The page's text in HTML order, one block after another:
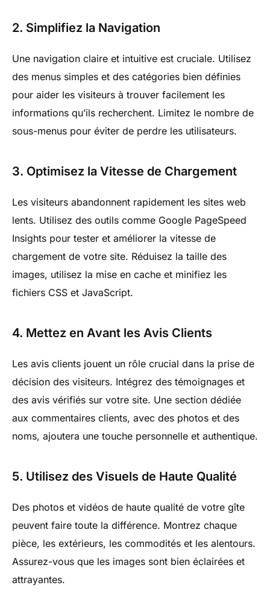
2. Simplifiez la Navigation
Une navigation claire et intuitive est cruciale. Utilisez
des menus simples et des catégories bien définies
pour aider les visiteurs à trouver facilement les
informations qu’ils recherchent. Limitez le nombre de
sous-menus pour éviter de perdre les utilisateurs.
3. Optimisez la Vitesse de Chargement
Les visiteurs abandonnent rapidement les sites web
lents. Utilisez des outils comme Google PageSpeed
Insights pour tester et améliorer la vitesse de
chargement de votre site. Réduisez la taille des
images, utilisez la mise en cache et minifiez les
fichiers CSS et JavaScript.
4. Mettez en Avant les Avis Clients
Les avis clients jouent un rôle crucial dans la prise de
décision des visiteurs. Intégrez des témoignages et
des avis vérifiés sur votre site. Une section dédiée
aux commentaires clients, avec des photos et des
noms, ajoutera une touche personnelle et authentique.
5. Utilisez des Visuels de Haute Qualité
Des photos et vidéos de haute qualité de votre gîte
peuvent faire toute la différence. Montrez chaque
pièce, les extérieurs, les commodités et les alentours.
Assurez-vous que les images sont bien éclairées et
attrayantes.